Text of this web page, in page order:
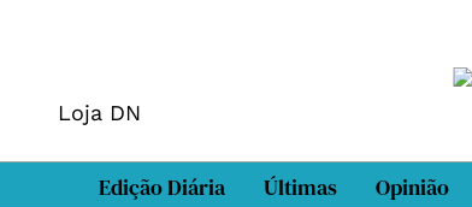
Loja DN
Edição Diária Últimas Opinião